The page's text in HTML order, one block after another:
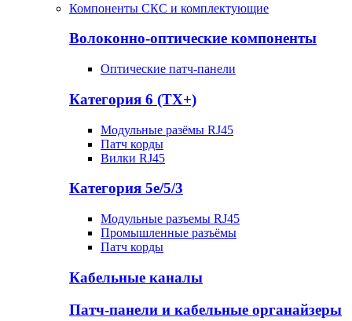
Компоненты СКС и комплектующие
Волоконно-оптические компоненты
Оптические патч-панели
Категория 6 (TX+)
Модульные разёмы RJ45
Патч корды
Вилки RJ45
Категория 5е/5/3
Модульные разъемы RJ45
Промышленные разъёмы
Патч корды
Кабельные каналы
Патч-панели и кабельные органайзеры